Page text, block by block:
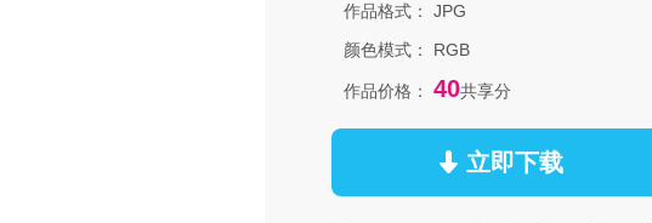
作品格式：
JPG
颜色模式：
RGB
作品价格： 40共享分
立即下载